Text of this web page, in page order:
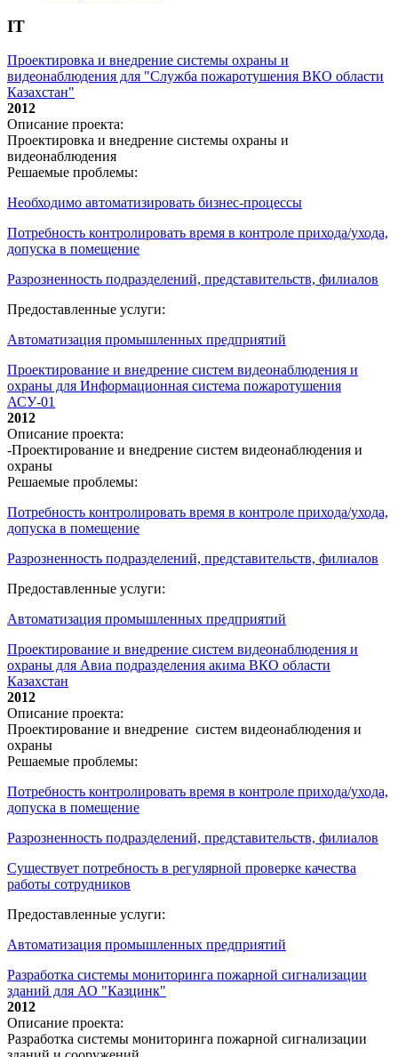
IT
Проектировка и внедрение системы охраны и
видеонаблюдения для "Служба пожаротушения ВКО области
Казахстан"
2012
Описание проекта:
Проектировка и внедрение системы охраны и
видеонаблюдения
Решаемые проблемы:
Необходимо автоматизировать бизнес-процессы
Потребность контролировать время в контроле прихода/ухода,
допуска в помещение
Разрозненность подразделений, представительств, филиалов
Предоставленные услуги:
Автоматизация промышленных предприятий
Проектирование и внедрение систем видеонаблюдения и
охраны для Информационная система пожаротушения
АСУ-01
2012
Описание проекта:
-Проектирование и внедрение систем видеонаблюдения и
охраны
Решаемые проблемы:
Потребность контролировать время в контроле прихода/ухода,
допуска в помещение
Разрозненность подразделений, представительств, филиалов
Предоставленные услуги:
Автоматизация промышленных предприятий
Проектирование и внедрение систем видеонаблюдения и
охраны для Авиа подразделения акима ВКО области
Казахстан
2012
Описание проекта:
Проектирование и внедрение систем видеонаблюдения и
охраны
Решаемые проблемы:
Потребность контролировать время в контроле прихода/ухода,
допуска в помещение
Разрозненность подразделений, представительств, филиалов
Существует потребность в регулярной проверке качества
работы сотрудников
Предоставленные услуги:
Автоматизация промышленных предприятий
Разработка системы мониторинга пожарной сигнализации
зданий для АО "Казцинк"
2012
Описание проекта:
Разработка системы мониторинга пожарной сигнализации